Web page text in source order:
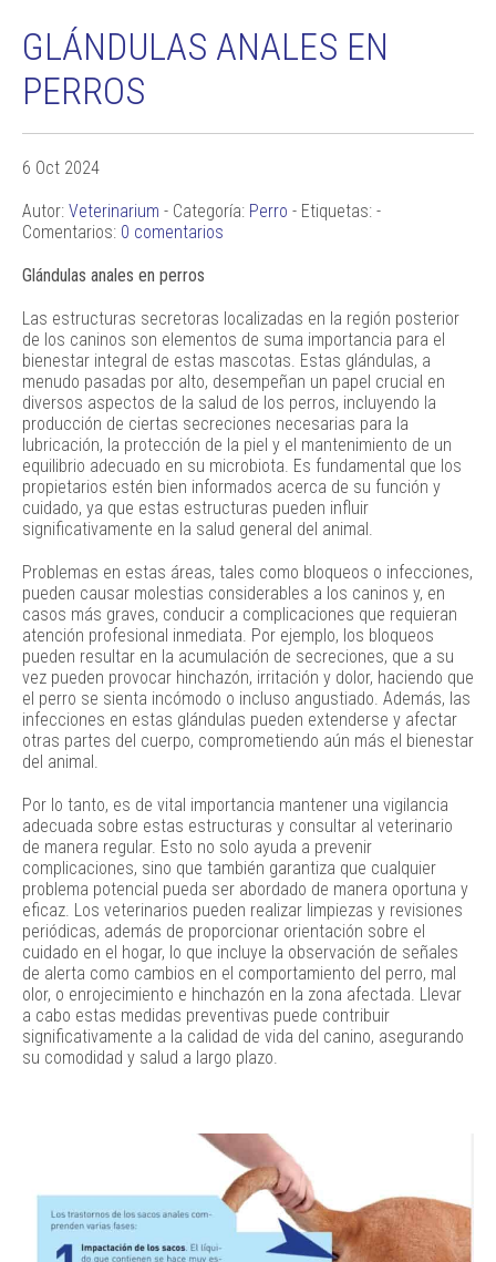
GLÁNDULAS ANALES EN
PERROS
6 Oct 2024
Autor: Veterinarium - Categoría: Perro - Etiquetas: -
Comentarios: 0 comentarios
Glándulas anales en perros
Las estructuras secretoras localizadas en la región posterior
de los caninos son elementos de suma importancia para el
bienestar integral de estas mascotas. Estas glándulas, a
menudo pasadas por alto, desempeñan un papel crucial en
diversos aspectos de la salud de los perros, incluyendo la
producción de ciertas secreciones necesarias para la
lubricación, la protección de la piel y el mantenimiento de un
equilibrio adecuado en su microbiota. Es fundamental que los
propietarios estén bien informados acerca de su función y
cuidado, ya que estas estructuras pueden influir
significativamente en la salud general del animal.
Problemas en estas áreas, tales como bloqueos o infecciones,
pueden causar molestias considerables a los caninos y, en
casos más graves, conducir a complicaciones que requieran
atención profesional inmediata. Por ejemplo, los bloqueos
pueden resultar en la acumulación de secreciones, que a su
vez pueden provocar hinchazón, irritación y dolor, haciendo que
el perro se sienta incómodo o incluso angustiado. Además, las
infecciones en estas glándulas pueden extenderse y afectar
otras partes del cuerpo, comprometiendo aún más el bienestar
del animal.
Por lo tanto, es de vital importancia mantener una vigilancia
adecuada sobre estas estructuras y consultar al veterinario
de manera regular. Esto no solo ayuda a prevenir
complicaciones, sino que también garantiza que cualquier
problema potencial pueda ser abordado de manera oportuna y
eficaz. Los veterinarios pueden realizar limpiezas y revisiones
periódicas, además de proporcionar orientación sobre el
cuidado en el hogar, lo que incluye la observación de señales
de alerta como cambios en el comportamiento del perro, mal
olor, o enrojecimiento e hinchazón en la zona afectada. Llevar
a cabo estas medidas preventivas puede contribuir
significativamente a la calidad de vida del canino, asegurando
su comodidad y salud a largo plazo.